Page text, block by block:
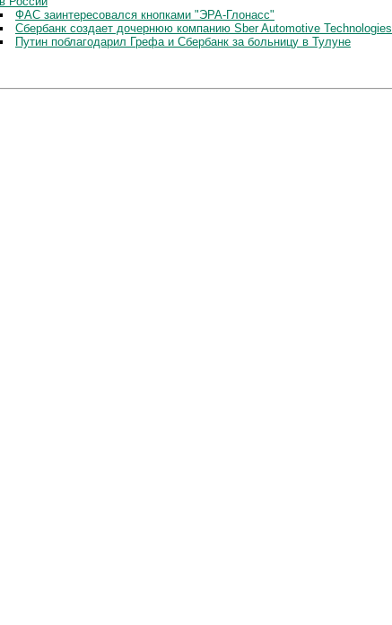
ФАС заинтересовался кнопками "ЭРА-Глонасс"
Сбербанк создает дочернюю компанию Sber Automotive Technologies
Путин поблагодарил Грефа и Сбербанк за больницу в Тулуне